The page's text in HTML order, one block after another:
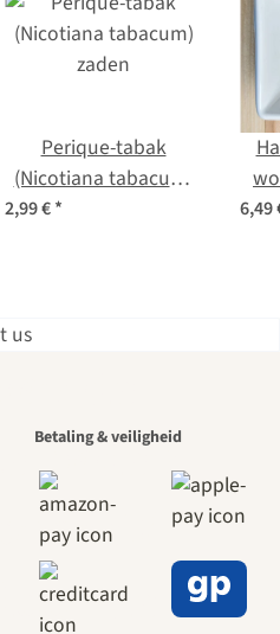
Perique-tabak
(Nicotiana tabacum)
2,99 €* 6,49
paden
de
Betaling & veiligheid